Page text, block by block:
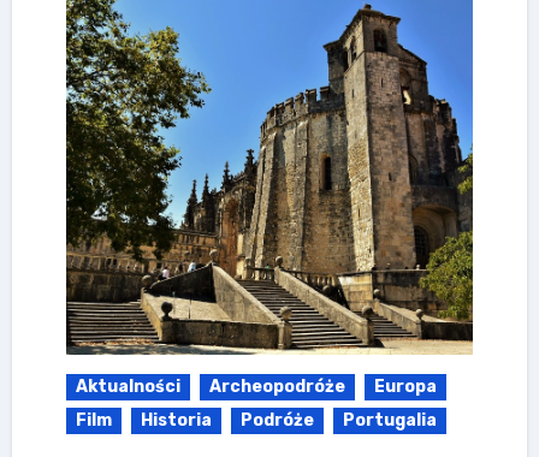
Aktualności Archeopodróże
Europa
Film
Historia Podróże Portugalia